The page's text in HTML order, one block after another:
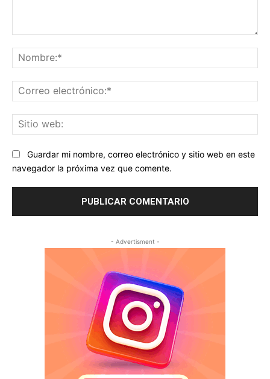
Guardar mi nombre, correo electrónico y sitio web en este
navegador la próxima vez que comente.
- Advertisment -